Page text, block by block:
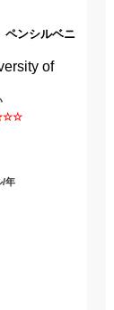
ンシルベニ
of
/年